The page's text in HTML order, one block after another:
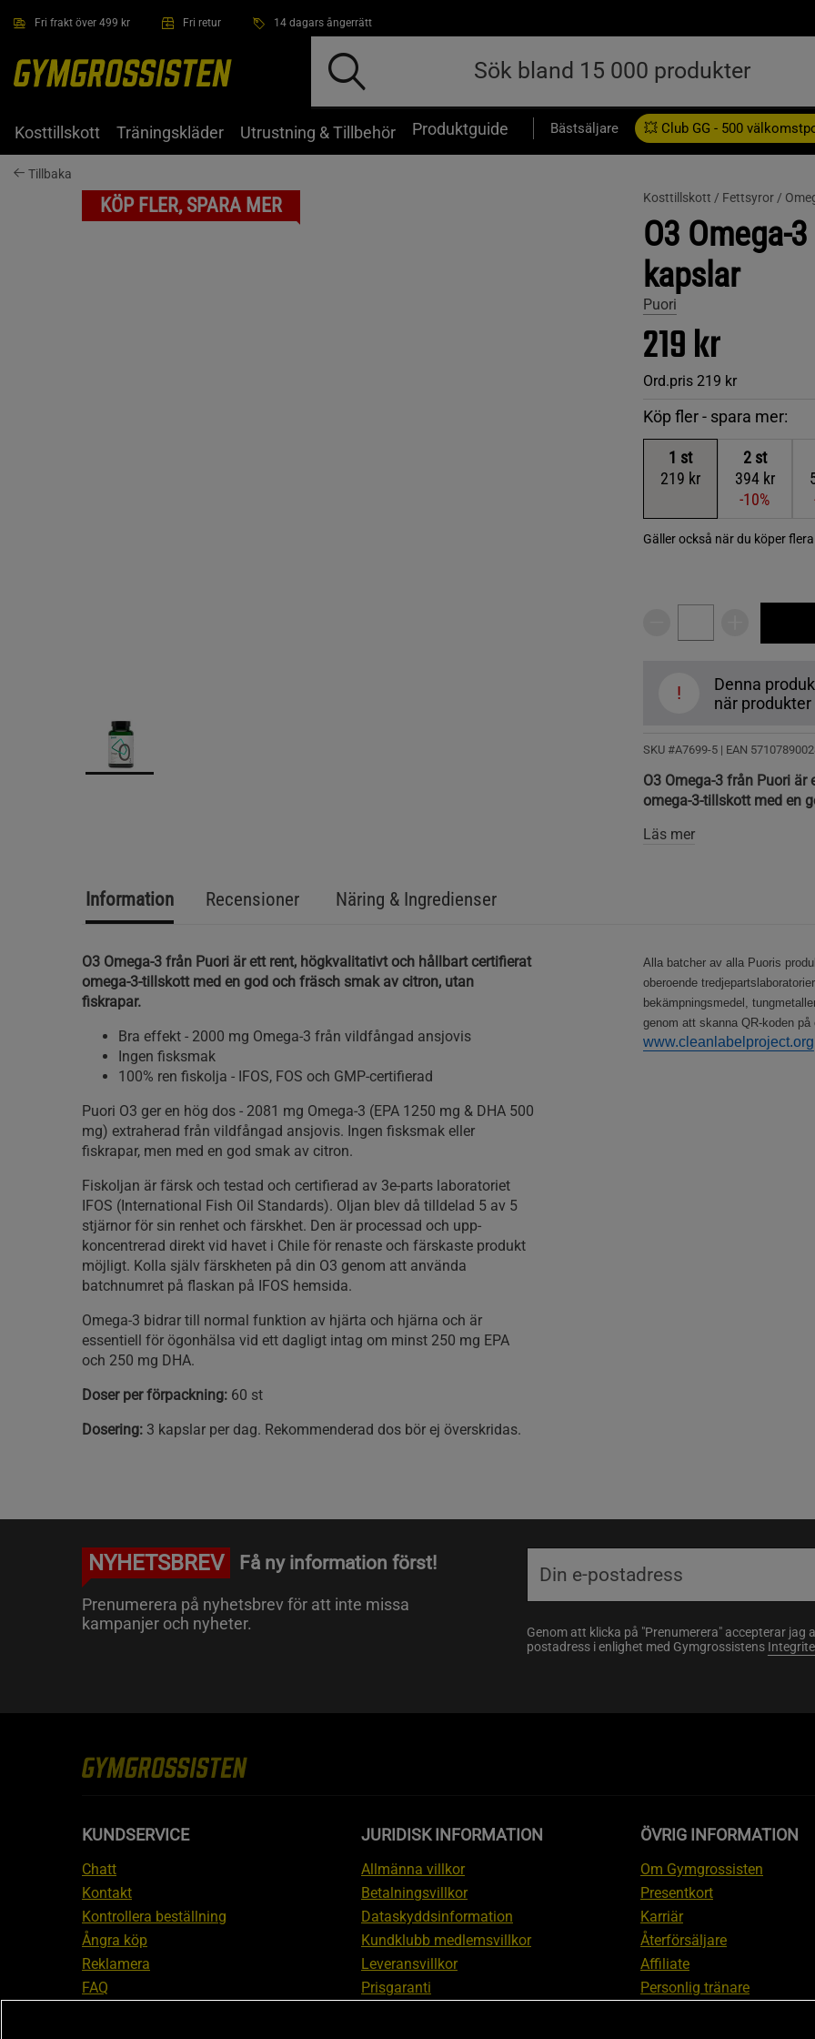
Fri frakt över 499 kr Fri retur 14 dagars ångerrätt
Kosttillskott Träningskläder Utrustning & Tillbehör Produktguide Bästsäljare 💥 Club GG - 500
Tillbaka
KÖP FLER, SPARA MER Kosttillskott / Fettsyror /
O3 Omega-
kapslar
Puori
219 kr
Ord.pris 219 kr
Köp fler - spara mer:
1 st
219 kr
2st
394 kr
-10%
Gäller också när du köper
!
Denna
när
SKU #A7699-5 | EAN
O3 Omega-3 från Puori
omega-3-tillskott med en
Läs mer
Information Recensioner Näring & Ingredienser
O3 Omega-3 från Puori är ett rent, högkvalitativt och hållbart certifierat
omega-3-tillskott med en god och fräsch smak av citron, utan
fiskrapar.
Bra effekt - 2000 mg Omega-3 från vildfångad ansjovis
Ingen fisksmak
100% ren fiskolja - IFOS, FOS och GMP-certifierad
Puori O3 ger en hög dos - 2081 mg Omega-3 (EPA 1250 mg & DHA 500
mg) extraherad från vildfångad ansjovis. Ingen fisksmak eller
fiskrapar, men med en god smak av citron.
Fiskoljan är färsk och testad och certifierad av 3e-parts laboratoriet
IFOS (International Fish Oil Standards). Oljan blev då tilldelad 5 av 5
stjärnor för sin renhet och färskhet. Den är processad och upp-
koncentrerad direkt vid havet i Chile för renaste och färskaste produkt
möjligt. Kolla själv färskheten på din O3 genom att använda
batchnumret på flaskan på IFOS hemsida.
Omega-3 bidrar till normal funktion av hjärta och hjärna och är
essentiell för ögonhälsa vid ett dagligt intag om minst 250 mg EPA
och 250 mg DHA.
Doser per förpackning: 60 st
Dosering: 3 kapslar per dag. Rekommenderad dos bör ej överskridas.
Alla batcher av alla Puoris
oberoende
bekämpningsmedel,
genom att skanna QR-koden
www.cleanlabelproject.org
NYHETSBREV Få ny information först!
Prenumerera på nyhetsbrev för att inte missa
kampanjer och nyheter.
Genom att klicka på "Prenumerera" accepterar jag
postadress i enlighet med Gymgrossistens
KUNDSERVICE
Chatt
Kontakt
Kontrollera beställning
Ångra köp
Reklamera
FAQ
JURIDISK INFORMATION
Allmänna villkor
Betalningsvillkor
Dataskyddsinformation
Kundklubb medlemsvillkor
Leveransvillkor
Prisgaranti
ÖVRIG INFORMATION
Om Gymgrossisten
Presentkort
Karriär
Återförsäljare
Affiliate
Personlig tränare